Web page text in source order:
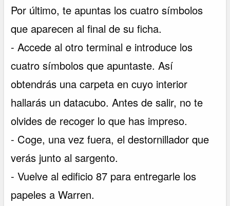
Por último, te apuntas los cuatro símbolos
que aparecen al final de su ficha.
- Accede al otro terminal e introduce los
cuatro símbolos que apuntaste. Así
obtendrás una carpeta en cuyo interior
hallarás un datacubo. Antes de salir, no te
olvides de recoger lo que has impreso.
- Coge, una vez fuera, el destornillador que
verás junto al sargento.
- Vuelve al edificio 87 para entregarle los
papeles a Warren.